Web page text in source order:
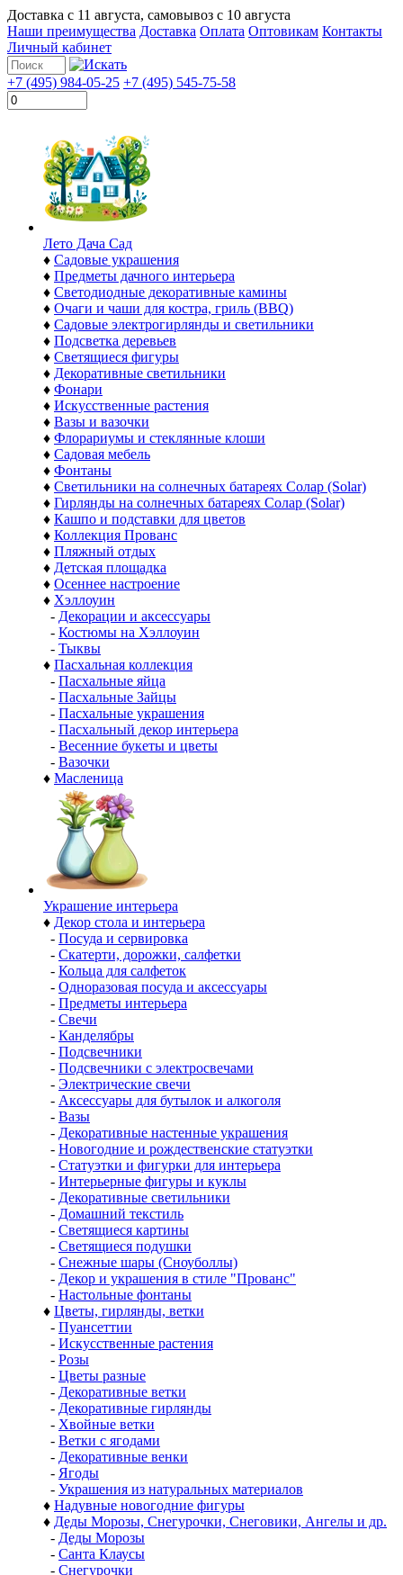
Доставка с 11 августа, самовывоз с 10 августа
Наши преимущества Доставка Оплата Оптовикам Контакты
Личный кабинет
+7 (495) 984-05-25 +7 (495) 545-75-58
Лето Дача Сад
♦ Садовые украшения
♦ Предметы дачного интерьера
♦ Светодиодные декоративные камины
♦ Очаги и чаши для костра, гриль (BBQ)
♦ Садовые электрогирлянды и светильники
♦ Подсветка деревьев
♦ Светящиеся фигуры
♦ Декоративные светильники
♦ Фонари
♦ Искусственные растения
♦ Вазы и вазочки
♦ Флорариумы и стеклянные клоши
♦ Садовая мебель
♦ Фонтаны
♦ Светильники на солнечных батареях Солар (Solar)
♦ Гирлянды на солнечных батареях Солар (Solar)
♦ Кашпо и подставки для цветов
♦ Коллекция Прованс
♦ Пляжный отдых
♦ Детская площадка
♦ Осеннее настроение
♦ Хэллоуин
- Декорации и аксессуары
- Костюмы на Хэллоуин
- Тыквы
♦ Пасхальная коллекция
- Пасхальные яйца
- Пасхальные Зайцы
- Пасхальные украшения
- Пасхальный декор интерьера
- Весенние букеты и цветы
- Вазочки
♦ Масленица
Украшение интерьера
♦ Декор стола и интерьера
- Посуда и сервировка
- Скатерти, дорожки, салфетки
- Кольца для салфеток
- Одноразовая посуда и аксессуары
- Предметы интерьера
- Свечи
- Канделябры
- Подсвечники
- Подсвечники с электросвечами
- Электрические свечи
- Аксессуары для бутылок и алкоголя
- Вазы
- Декоративные настенные украшения
- Новогодние и рождественские статуэтки
- Статуэтки и фигурки для интерьера
- Интерьерные фигуры и куклы
- Декоративные светильники
- Домашний текстиль
- Светящиеся картины
- Светящиеся подушки
- Снежные шары (Сноуболлы)
- Декор и украшения в стиле "Прованс"
- Настольные фонтаны
♦ Цветы, гирлянды, ветки
- Пуансеттии
- Искусственные растения
- Розы
- Цветы разные
- Декоративные ветки
- Декоративные гирлянды
- Хвойные ветки
- Ветки с ягодами
- Декоративные венки
- Ягоды
- Украшения из натуральных материалов
♦ Надувные новогодние фигуры
♦ Деды Морозы, Снегурочки, Снеговики, Ангелы и др.
- Деды Морозы
- Санта Клаусы
- Снегурочки